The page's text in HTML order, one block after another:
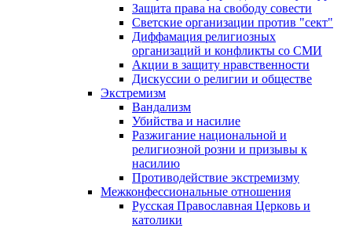
Защита права на свободу совести
Светские организации против "сект"
Диффамация религиозных
организаций и конфликты со СМИ
Акции в защиту нравственности
Дискуссии о религии и обществе
Экстремизм
Вандализм
Убийства и насилие
Разжигание национальной и
религиозной розни и призывы к
насилию
Противодействие экстремизму
Межконфессиональные отношения
Русская Православная Церковь и
католики